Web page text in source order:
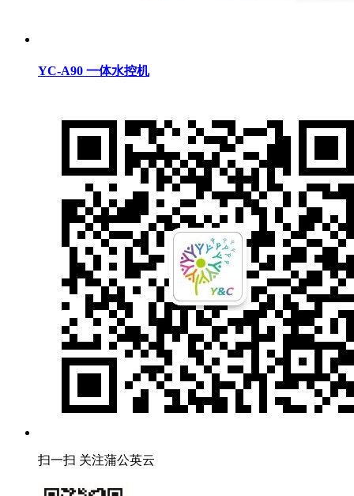
YC-A90 一体水控机
扫一扫 关注蒲公英云